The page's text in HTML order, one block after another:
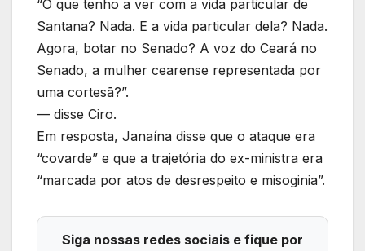
“O que tenho a ver com a vida particular de
Santana? Nada. E a vida particular dela? Nada.
Agora, botar no Senado? A voz do Ceará no
Senado, a mulher cearense representada por
uma cortesã?”.
— disse Ciro.
Em resposta, Janaína disse que o ataque era
“covarde” e que a trajetória do ex-ministra era
“marcada por atos de desrespeito e misoginia”.
Siga nossas redes sociais e fique por